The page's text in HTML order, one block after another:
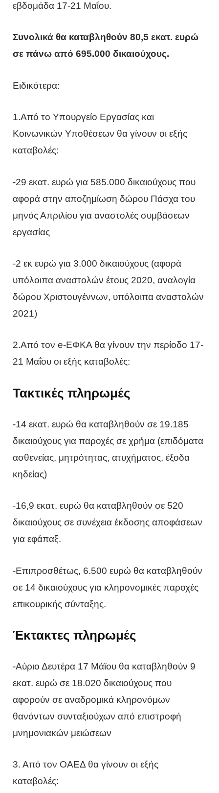
εβδομάδα 17-21 Μαΐου.
Συνολικά θα καταβληθούν 80,5 εκατ. ευρώ
σε πάνω από 695.000 δικαιούχους.
Ειδικότερα:
1.Από το Υπουργείο Εργασίας και
Κοινωνικών Υποθέσεων θα γίνουν οι εξής
καταβολές:
-29 εκατ. ευρώ για 585.000 δικαιούχους που
αφορά στην αποζημίωση δώρου Πάσχα του
μηνός Απριλίου για αναστολές συμβάσεων
εργασίας
-2 εκ ευρώ για 3.000 δικαιούχους (αφορά
υπόλοιπα αναστολών έτους 2020, αναλογία
δώρου Χριστουγέννων, υπόλοιπα αναστολών
2021)
2.Από τον e-ΕΦΚΑ θα γίνουν την περίοδο 17-
21 Μαΐου οι εξής καταβολές:
Τακτικές πληρωμές
-14 εκατ. ευρώ θα καταβληθούν σε 19.185
δικαιούχους για παροχές σε χρήμα (επιδόματα
ασθενείας, μητρότητας, ατυχήματος, έξοδα
κηδείας)
-16,9 εκατ. ευρώ θα καταβληθούν σε 520
δικαιούχους σε συνέχεια έκδοσης αποφάσεων
για εφάπαξ.
-Επιπροσθέτως, 6.500 ευρώ θα καταβληθούν
σε 14 δικαιούχους για κληρονομικές παροχές
επικουρικής σύνταξης.
Έκτακτες πληρωμές
-Αύριο Δευτέρα 17 Μάϊου θα καταβληθούν 9
εκατ. ευρώ σε 18.020 δικαιούχους που
αφορούν σε αναδρομικά κληρονόμων
θανόντων συνταξιούχων από επιστροφή
μνημονιακών μειώσεων
3. Από τον ΟΑΕΔ θα γίνουν οι εξής
καταβολές: